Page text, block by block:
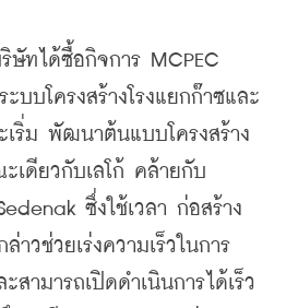
ได้ซื้อกิจการ MCPEC
บบโครงสร้างโรงแยกก๊าซและ
ริ่ม พัฒนาต้นแบบโครงสร้าง
เดียวกับเลโก้ คล้ายกับ
ซึ่งใช้เวลา ก่อสร้าง
ล่าวช่วยเร่งความเร็วในการ
ามารถเปิดดำเนินการได้เร็ว